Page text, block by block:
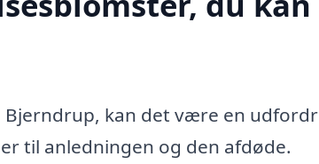
kan det være en
til anledningen og den afdøde.